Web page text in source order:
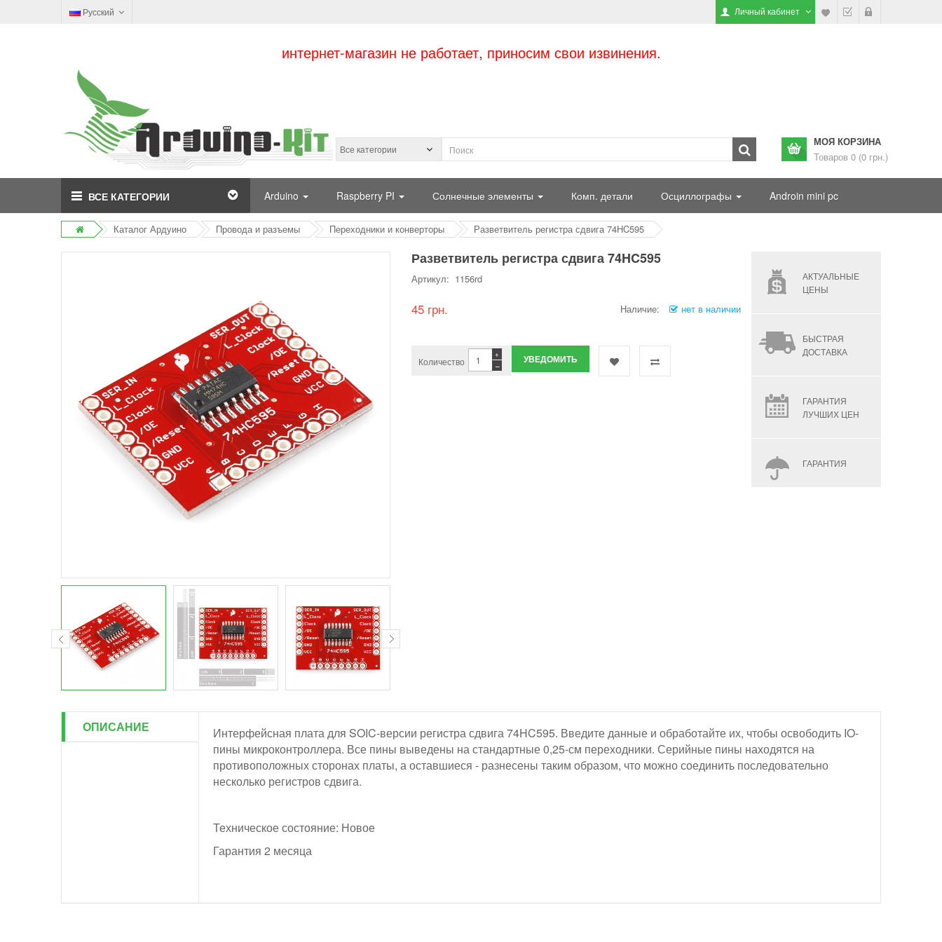
Русский Личный кабинет
интернет-магазин не работает, приносим свои извинения.
МОЯ КОРЗИНА
Товаров 0 (0 грн.)
ВСЕ КАТЕГОРИИ Arduino Raspberry PI Солнечные элементы Комп. детали Осциллографы Androin mini pc
Каталог Ардуино Провода и разъемы Переходники и конверторы Разветвитель регистра сдвига 74HC595
Разветвитель регистра сдвига 74HC595
Артикул: 1156rd
45 грн. Наличие: нет в наличии
Количество −
+ УВЕДОМИТЬ
АКТУАЛЬНЫЕ
ЦЕНЫ
БЫСТРАЯ
ДОСТАВКА
ГАРАНТИЯ
ЛУЧШИХ ЦЕН
ГАРАНТИЯ
ОПИСАНИЕ
Интерфейсная плата для SOIC-версии регистра сдвига 74HC595. Введите данные и обработайте их, чтобы освободить IO-
пины микроконтроллера. Все пины выведены на стандартные 0,25-см переходники. Серийные пины находятся на
противоположных сторонах платы, а оставшиеся - разнесены таким образом, что можно соединить последовательно
несколько регистров сдвига.
Техническое состояние: Новое
Гарантия 2 месяца